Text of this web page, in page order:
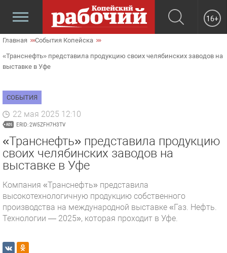
16+
Главная События Копейска
«Транснефть» представила продукцию своих челябинских заводов на
выставке в Уфе
СОБЫТИЯ
22 мая 2025 12:10
ERID: 2W5ZFH7H3TV
«Транснефть» представила продукцию
своих челябинских заводов на
выставке в Уфе
Компания «Транснефть» представила
высокотехнологичную продукцию собственного
производства на международной выставке «Газ. Нефть.
Технологии — 2025», которая проходит в Уфе.